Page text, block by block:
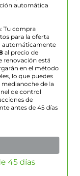
automática
: Tu compra
para la oferta
automáticamente
al precio de
renovación está
en el método
lo que puedes
de la
de control
de
antes de 45 días
45 días